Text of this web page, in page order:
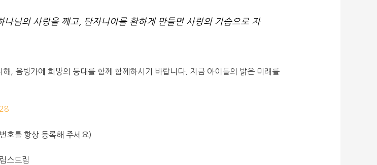
나님의 사랑을 깨고, 탄자니아를 환하게 만들면 사랑의 가슴으로 자
, 음빙가에 희망의 등대를 함께 함께하시기 바랍니다. 지금 아이들의 밝은 미래를
호를 항상 등록해 주세요)
스드림